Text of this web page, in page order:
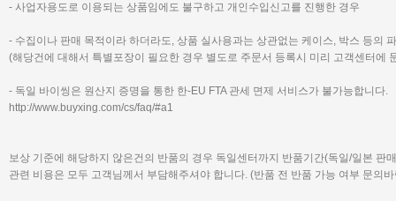
- 사업자용도로 이용되는 상품임에도 불구하고 개인수입신고를 진행한 경우
- 수집이나 판매 목적이라 하더라도, 상품 실사용과는 상관없는 케이스, 박스 등의
(해당건에 대해서 특별포장이 필요한 경우 별도로 주문서 등록시 미리 고객센터에
- 독일 바이씽은 원산지 증명을 통한 한-EU FTA 관세 면제 서비스가 불가능합니다.
http://www.buyxing.com/cs/faq/#a1
보상 기준에 해당하지 않은건의 반품의 경우 독일센터까지 반품기간(독일/일본 판
관련 비용은 모두 고객님께서 부담해주셔야 합니다. (반품 전 반품 가능 여부 문의